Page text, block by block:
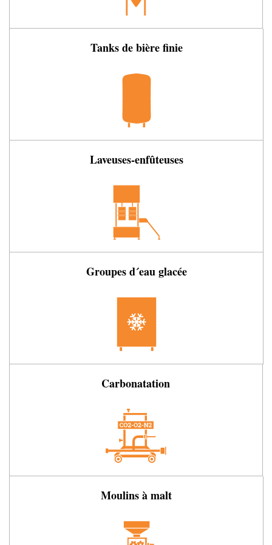
Tanks de bière finie
Laveuses-enfûteuses
Groupes d´eau glacée
Carbonatation
Moulins à malt